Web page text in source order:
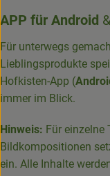
APP für Android &
Für unterwegs
Lieblingsprodukte
Hofkisten-App (
immer im Blick.
Hinweis: Für einzelne
Bildkompositionen
ein. Alle Inhalte